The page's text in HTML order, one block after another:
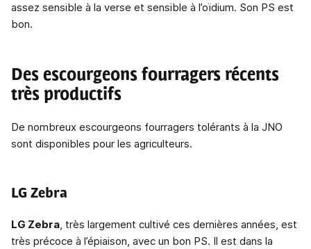
assez sensible à la verse et sensible à l’oïdium. Son PS est
bon.
Des escourgeons fourragers récents
très productifs
De nombreux escourgeons fourragers tolérants à la JNO
sont disponibles pour les agriculteurs.
LG Zebra
LG Zebra, très largement cultivé ces dernières années, est
très précoce à l’épiaison, avec un bon PS. Il est dans la